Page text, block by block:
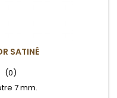
SATINÉ
(0)
7 mm.